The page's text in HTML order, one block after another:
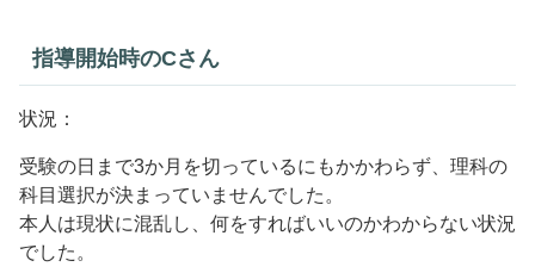
指導開始時のCさん
状況：
受験の日まで3か月を切っているにもかかわらず、理科の
科目選択が決まっていませんでした。
本人は現状に混乱し、何をすればいいのかわからない状況
でした。